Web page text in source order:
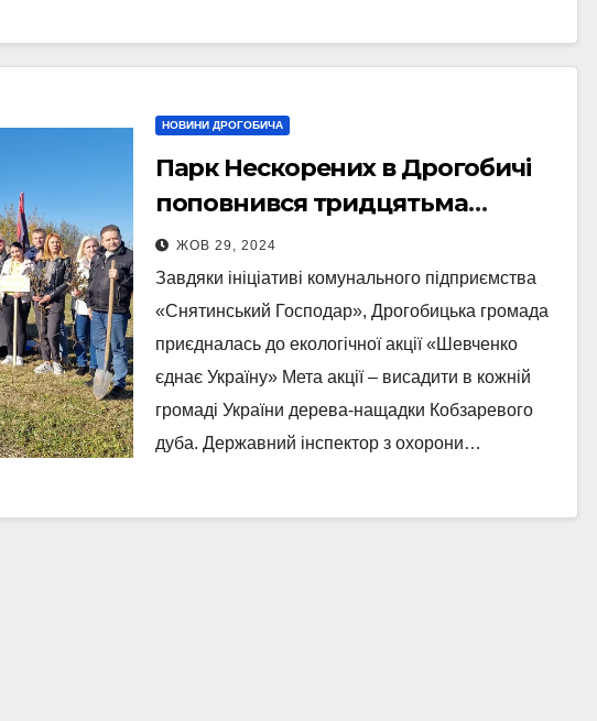
НОВИНИ ДРОГОБИЧА
Парк Нескорених в Дрогобичі
поповнився тридцятьма
молодими саджанцями (Фото)
ЖОВ 29, 2024
Завдяки ініціативі комунального підприємства
«Снятинський Господар», Дрогобицька громада
приєдналась до екологічної акції «Шевченко
єднає Україну» Мета акції – висадити в кожній
громаді України дерева-нащадки Кобзаревого
дуба. Державний інспектор з охорони…